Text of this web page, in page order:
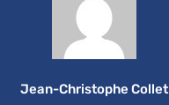
Jean-Christophe Collet